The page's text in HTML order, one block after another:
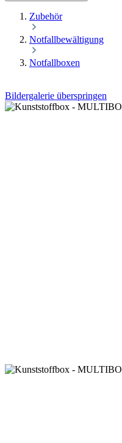
Zubehör
Notfallbewältigung
Notfallboxen
Bildergalerie überspringen